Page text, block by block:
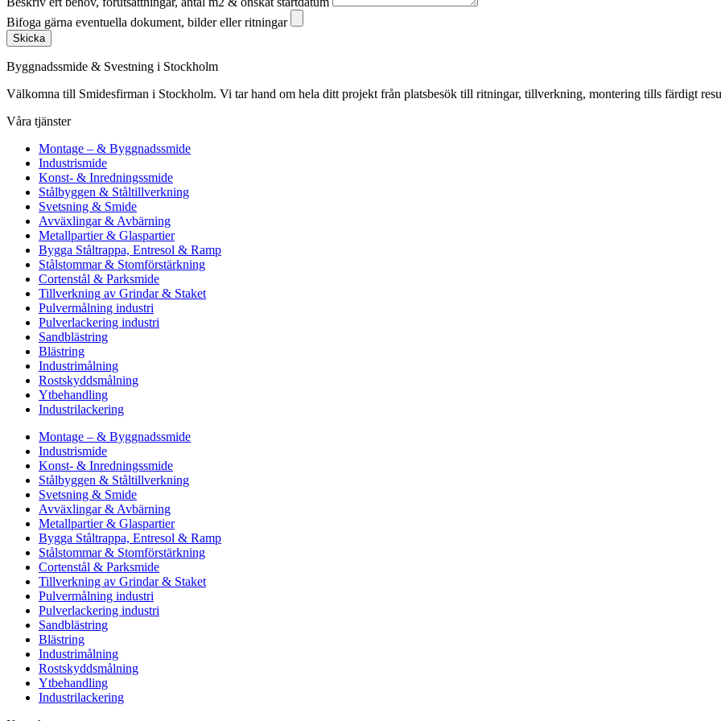
Bifoga gärna eventuella dokument, bilder eller ritningar
Skicka
Byggnadssmide & Svestning i Stockholm
Välkomna till Smidesfirman i Stockholm. Vi tar hand om hela ditt projekt från platsbesök till ritningar, tillverkning, montering tills färdigt
Våra tjänster
Montage – & Byggnadssmide
Industrismide
Konst- & Inredningssmide
Stålbyggen & Ståltillverkning
Svetsning & Smide
Avväxlingar & Avbärning
Metallpartier & Glaspartier
Bygga Ståltrappa, Entresol & Ramp
Stålstommar & Stomförstärkning
Cortenstål & Parksmide
Tillverkning av Grindar & Staket
Pulvermålning industri
Pulverlackering industri
Sandblästring
Blästring
Industrimålning
Rostskyddsmålning
Ytbehandling
Industrilackering
Montage – & Byggnadssmide
Industrismide
Konst- & Inredningssmide
Stålbyggen & Ståltillverkning
Svetsning & Smide
Avväxlingar & Avbärning
Metallpartier & Glaspartier
Bygga Ståltrappa, Entresol & Ramp
Stålstommar & Stomförstärkning
Cortenstål & Parksmide
Tillverkning av Grindar & Staket
Pulvermålning industri
Pulverlackering industri
Sandblästring
Blästring
Industrimålning
Rostskyddsmålning
Ytbehandling
Industrilackering